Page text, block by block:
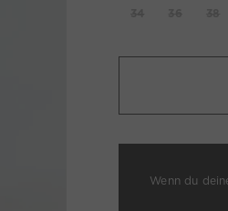
Wenn du